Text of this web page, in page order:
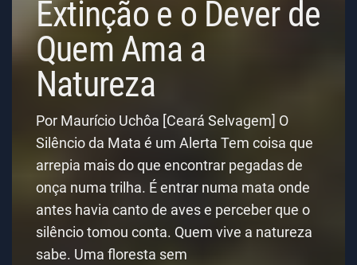
Extinção e o Dever de
Quem Ama a
Natureza
Por Maurício Uchôa [Ceará Selvagem] O
Silêncio da Mata é um Alerta Tem coisa que
arrepia mais do que encontrar pegadas de
onça numa trilha. É entrar numa mata onde
antes havia canto de aves e perceber que o
silêncio tomou conta. Quem vive a natureza
sabe. Uma floresta sem